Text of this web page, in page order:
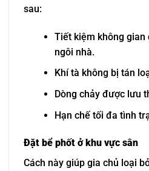
sau:
Tiết kiệm không gian
ngôi nhà.
Khí tà không bị tán
Dòng chảy được lưu
Hạn chế tối đa tình
Đặt bể phốt ở khu vực sân
Cách này giúp gia chủ loại